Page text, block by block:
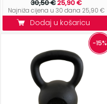
i
Borilački
Oporavak
Rehabilitacija
30,50 €25,90 €
Najniža cijena u 30 dana 25,90 €
Dodaj u košaricu
-15%